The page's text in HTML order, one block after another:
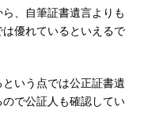
、自筆証書遺言よりも
優れているといえるで
いう点では公正証書遺
で公証人も確認してい